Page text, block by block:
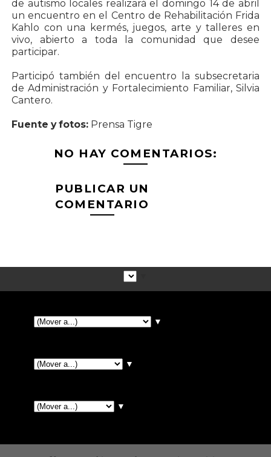
de autismo locales realizará el domingo 14 de abril
un encuentro en el Centro de Rehabilitación Frida
Kahlo con una kermés, juegos, arte y talleres en
vivo, abierto a toda la comunidad que desee
participar.
Participó también del encuentro la subsecretaria
de Administración y Fortalecimiento Familiar, Silvia
Cantero.
Fuente y fotos:Prensa Tigre
NO HAY COMENTARIOS:
PUBLICAR UN
COMENTARIO
▼
▼
▼